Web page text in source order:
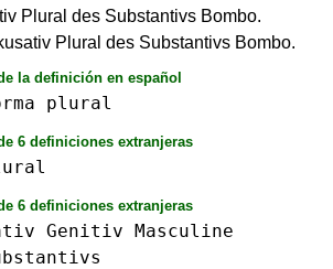
Plural des Substantivs Bombo.
Plural des Substantivs Bombo.
la definición en español
plural
6 definiciones extranjeras
6 definiciones extranjeras
Genitiv Masculine